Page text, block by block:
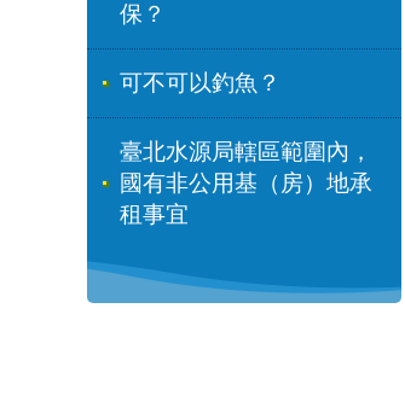
保？
可不可以釣魚？
臺北水源局轄區範圍內，
國有非公用基（房）地承
租事宜